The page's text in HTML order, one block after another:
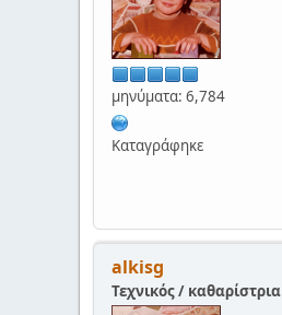
μηνύματα: 6,784
Καταγράφηκε
alkisg
Τεχνικός / καθαρίστρια